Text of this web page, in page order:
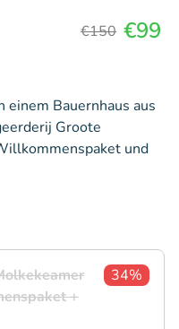
€150 €99
einem Bauernhaus aus
Groote
und
+
34%